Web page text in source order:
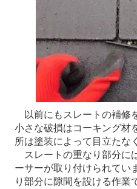
以前にもスレートの補修
小さな破損はコーキング材
所は塗装によって目立たな
スレートの重なり部分に
ーサーが取り付けられてい
り部分に隙間を設ける作業